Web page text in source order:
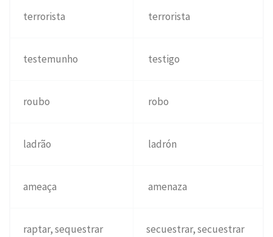
terrorista terrorista
testemunho testigo
roubo robo
ladrão ladrón
ameaça amenaza
raptar, sequestrar secuestrar, secuestrar